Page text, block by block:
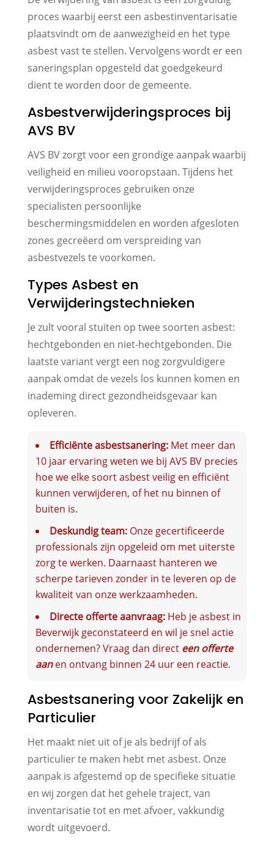
proces waarbij eerst een asbestinventarisatie
plaatsvindt om de aanwezigheid en het type
asbest vast te stellen. Vervolgens wordt er een
saneringsplan opgesteld dat goedgekeurd
dient te worden door de gemeente.
Asbestverwijderingsproces bij
AVS BV
AVS BV zorgt voor een grondige aanpak waarbij
veiligheid en milieu vooropstaan. Tijdens het
verwijderingsproces gebruiken onze
specialisten persoonlijke
beschermingsmiddelen en worden afgesloten
zones gecreëerd om verspreiding van
asbestvezels te voorkomen.
Types Asbest en
Verwijderingstechnieken
Je zult vooral stuiten op twee soorten asbest:
hechtgebonden en niet-hechtgebonden. Die
laatste variant vergt een nog zorgvuldigere
aanpak omdat de vezels los kunnen komen en
inademing direct gezondheidsgevaar kan
opleveren.
Efficiënte asbestsanering:Met meer dan
10 jaar ervaring weten we bij AVS BV precies
hoe we elke soort asbest veilig en efficiënt
kunnen verwijderen, of het nu binnen of
buiten is.
Deskundig team:Onze gecertificeerde
professionals zijn opgeleid om met uiterste
zorg te werken. Daarnaast hanteren we
scherpe tarieven zonder in te leveren op de
kwaliteit van onze werkzaamheden.
Directe offerte aanvraag:Heb je asbest in
Beverwijk geconstateerd en wil je snel actie
ondernemen? Vraag dan direct een offerte
aanen ontvang binnen 24 uur een reactie.
Asbestsanering voor Zakelijk en
Particulier
Het maakt niet uit of je als bedrijf of als
particulier te maken hebt met asbest. Onze
aanpak is afgestemd op de specifieke situatie
en wij zorgen dat het gehele traject, van
inventarisatie tot en met afvoer, vakkundig
wordt uitgevoerd.